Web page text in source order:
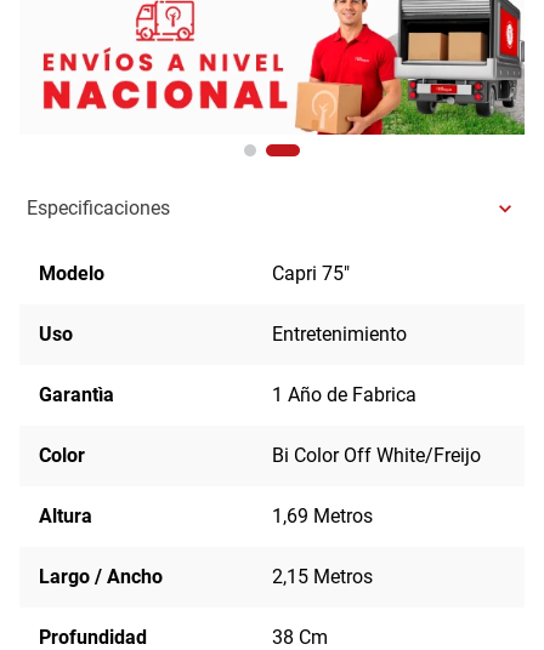
Especificaciones
Modelo Capri 75"
Uso Entretenimiento
Garantìa 1 Año de Fabrica
Color Bi Color Off White/Freijo
Altura 1,69 Metros
Largo / Ancho 2,15 Metros
Profundidad 38 Cm